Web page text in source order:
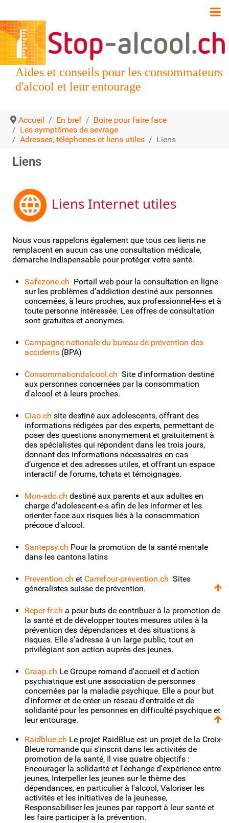
Aides et conseils pour les consommateurs
d'alcool et leur entourage
Accueil En bref
Boire pour faire face
Les symptômes de sevrage
Adresses, téléphones et liens utiles
Liens
Liens
Liens Internet utiles
Nous vous rappelons également que tous ces liens ne
remplacent en aucun cas une consultation médicale,
démarche indispensable pour protéger votre santé.
Safezone.ch Portail web pour la consultation en ligne
sur les problèmes d’addiction destiné aux personnes
concernées, à leurs proches, aux professionnel-le-s et à
toute personne intéressée. Les offres de consultation
sont gratuites et anonymes.
Campagne nationale du bureau de prévention des
accidents (BPA)
Consommationdalcool.ch Site d'information destiné
aux personnes concernées par la consommation
d'alcool et à leurs proches.
Ciao.ch site destiné aux adolescents, offrant des
informations rédigées par des experts, permettant de
poser des questions anonymement et gratuitement à
des spécialistes qui répondent dans les trois jours,
donnant des informations nécessaires en cas
d’urgence et des adresses utiles, et offrant un espace
interactif de forums, tchats et témoignages.
Mon-ado.ch destiné aux parents et aux adultes en
charge d’adolescent-e-s afin de les informer et les
orienter face aux risques liés à la consommation
précoce d’alcool.
Santepsy.ch Pour la promotion de la santé mentale
dans les cantons latins
Prevention.ch et Carrefour-prevention.ch Sites
généralistes suisse de prévention.
Reper-fr.ch a pour buts de contribuer à la promotion de
la santé et de développer toutes mesures utiles à la
prévention des dépendances et des situations à
risques. Elle s’adresse à un large public, tout en
privilégiant son action auprès des jeunes.
Graap.ch Le Groupe romand d'accueil et d'action
psychiatrique est une association de personnes
concernées par la maladie psychique. Elle a pour but
d'informer et de créer un réseau d'entraide et de
solidarité pour les personnes en difficulté psychique et
leur entourage.
Raidblue.ch Le projet RaidBlue est un projet de la Croix-
Bleue romande qui s'inscrit dans les activités de
promotion de la santé, Il vise quatre objectifs :
Encourager la solidarité et l'échange d'expérience entre
jeunes, Interpeller les jeunes sur le thème des
dépendances, en particulier à l'alcool, Valoriser les
activités et les initiatives de la jeunesse,
Responsabiliser les jeunes par rapport à leur santé et
les faire participer à la prévention.